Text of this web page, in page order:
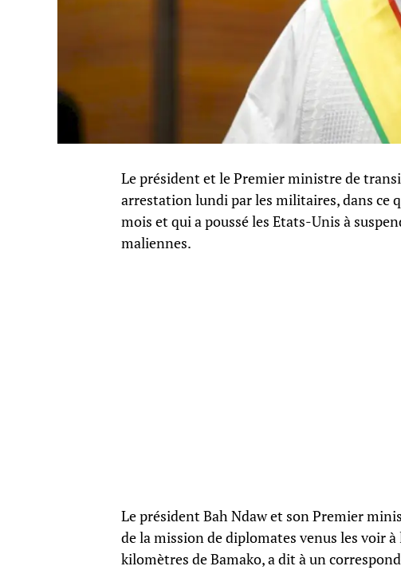
Le président et le Premier ministre de
arrestation lundi par les militaires, dans ce
mois et qui a poussé les Etats-Unis à
maliennes.
Le président Bah Ndaw et son Premier
de la mission de diplomates venus les voir
kilomètres de Bamako, a dit à un